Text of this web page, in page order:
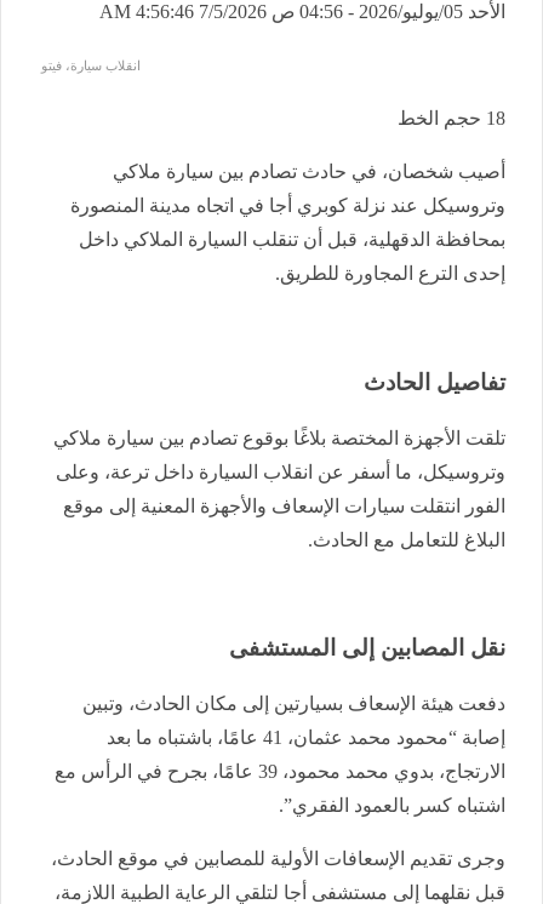
الأحد 05/يوليو/2026 - 04:56 ص 7/5/2026 4:56:46 AM
انقلاب سيارة، فيتو
18 حجم الخط
أصيب شخصان، في حادث تصادم بين سيارة ملاكي
وتروسيكل عند نزلة كوبري أجا في اتجاه مدينة المنصورة
بمحافظة الدقهلية، قبل أن تنقلب السيارة الملاكي داخل
إحدى الترع المجاورة للطريق.
تفاصيل الحادث
تلقت الأجهزة المختصة بلاغًا بوقوع تصادم بين سيارة ملاكي
وتروسيكل، ما أسفر عن انقلاب السيارة داخل ترعة، وعلى
الفور انتقلت سيارات الإسعاف والأجهزة المعنية إلى موقع
البلاغ للتعامل مع الحادث.
نقل المصابين إلى المستشفى
دفعت هيئة الإسعاف بسيارتين إلى مكان الحادث، وتبين
إصابة “محمود محمد عثمان، 41 عامًا، باشتباه ما بعد
الارتجاج، بدوي محمد محمود، 39 عامًا، بجرح في الرأس مع
اشتباه كسر بالعمود الفقري”.
وجرى تقديم الإسعافات الأولية للمصابين في موقع الحادث،
قبل نقلهما إلى مستشفى أجا لتلقي الرعاية الطبية اللازمة،